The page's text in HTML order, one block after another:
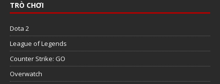
TRÒ CHƠI
Dota 2
League of Legends
Counter Strike: GO
Overwatch